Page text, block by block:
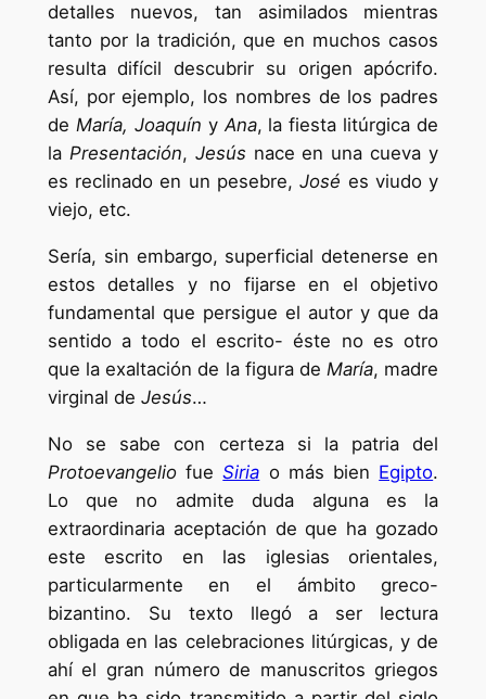
detalles nuevos, tan asimilados mientras
tanto por la tradición, que en muchos casos
resulta difícil descubrir su origen apócrifo.
Así, por ejemplo, los nombres de los padres
de María, Joaquín yAna, la fiesta litúrgica de
la Presentación, Jesús nace en una cueva y
es reclinado en un pesebre,José es viudo y
viejo, etc.
Sería, sin embargo, superficial detenerse en
estos detalles y no fijarse en el objetivo
fundamental que persigue el autor y que da
sentido a todo el escrito- éste no es otro
que la exaltación de la figura deMaría, madre
virginal de Jesús…
No se sabe con certeza si la patria del
ProtoevangeliofueSiria o más bien Egipto.
Lo que no admite duda alguna es la
extraordinaria aceptación de que ha gozado
este escrito en las iglesias orientales,
particularmente en el ámbito greco-
bizantino. Su texto llegó a ser lectura
obligada en las celebraciones litúrgicas, y de
ahí el gran número de manuscritos griegos